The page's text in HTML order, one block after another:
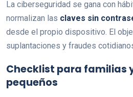
La ciberseguridad se gana con
normalizan las claves sin
desde el propio dispositivo. El
suplantaciones y fraudes
Checklist para familias
pequeños